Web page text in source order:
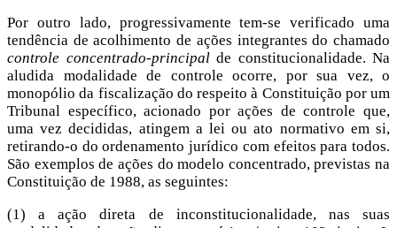
Por outro lado, progressivamente tem-se verificado uma
tendência de acolhimento de ações integrantes do chamado
controle concentrado-principalde constitucionalidade. Na
aludida modalidade de controle ocorre, por sua vez, o
monopólio da fiscalização do respeito à Constituição por um
Tribunal específico, acionado por ações de controle que,
uma vez decididas, atingem a lei ou ato normativo em si,
retirando-o do ordenamento jurídico com efeitos para todos.
São exemplos de ações do modelo concentrado, previstas na
Constituição de 1988, as seguintes:
(1) a ação direta de inconstitucionalidade, nas suas